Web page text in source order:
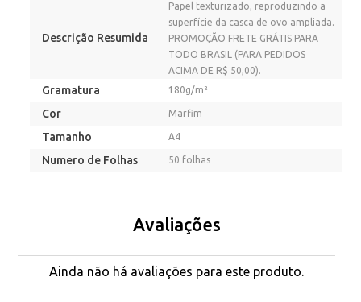
Descrição Resumida
Papel texturizado, reproduzindo a
superfície da casca de ovo ampliada.
PROMOÇÃO FRETE GRÁTIS PARA
TODO BRASIL (PARA PEDIDOS
ACIMA DE R$ 50,00).
Gramatura 180g/m²
Cor Marfim
Tamanho A4
Numero de Folhas 50 folhas
Avaliações
Ainda não há avaliações para este produto.